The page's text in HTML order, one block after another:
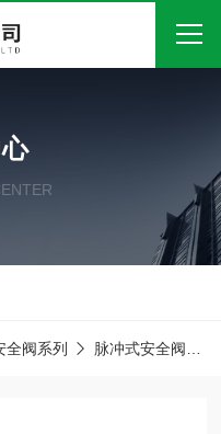
全阀系列 脉冲式安全阀